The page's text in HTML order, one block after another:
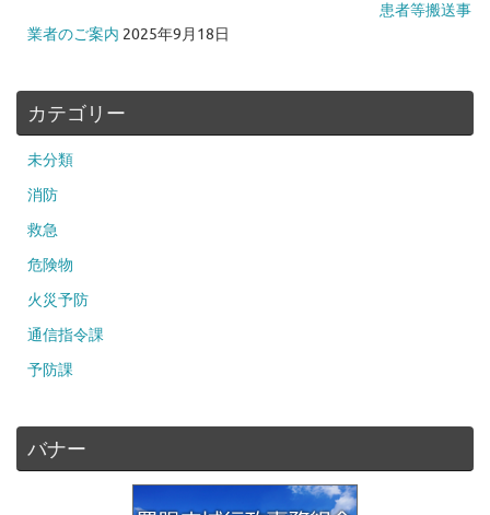
患者等搬送事
業者のご案内 2025年9月18日
カテゴリー
未分類
消防
救急
危険物
火災予防
通信指令課
予防課
バナー